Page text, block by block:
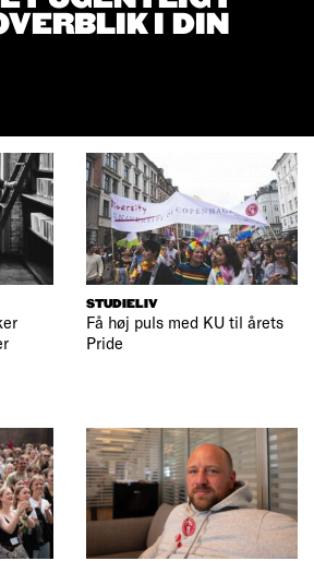
I DIN
STUDIELIV
Få høj puls med KU til årets
Pride